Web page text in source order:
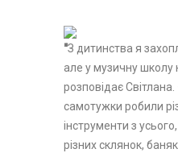
"З дитинства я
але у музичну шко­лу
розповідає
самотужки робили
інструменти з
різних склянок,